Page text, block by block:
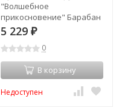
"Волшебное
прикосновение" Барабан
(11650_HP)
5 229 ₽
0
В корзину
Недоступен